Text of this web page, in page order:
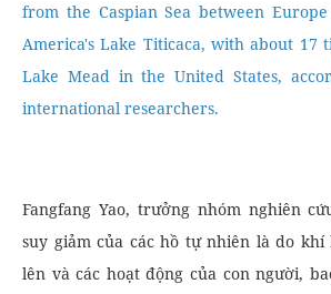
from the Caspian Sea between
America's Lake Titicaca, with about 17
Lake Mead in the United States,
international researchers.
Fangfang Yao, trưởng nhóm nghiên
suy giảm của các hồ tự nhiên là do khí
lên và các hoạt động của con người,